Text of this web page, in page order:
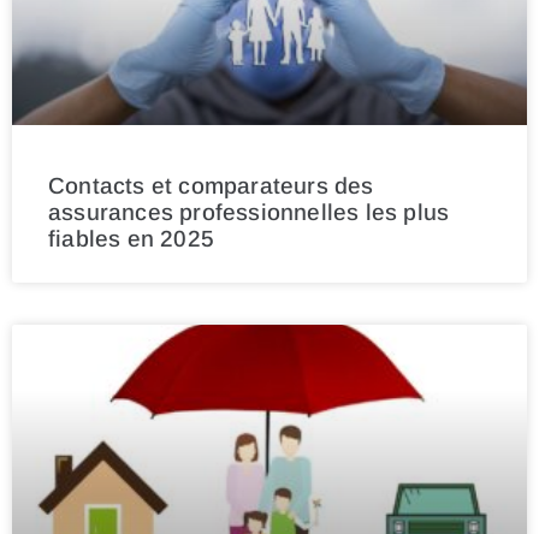
Contacts et comparateurs des
assurances professionnelles les plus
fiables en 2025